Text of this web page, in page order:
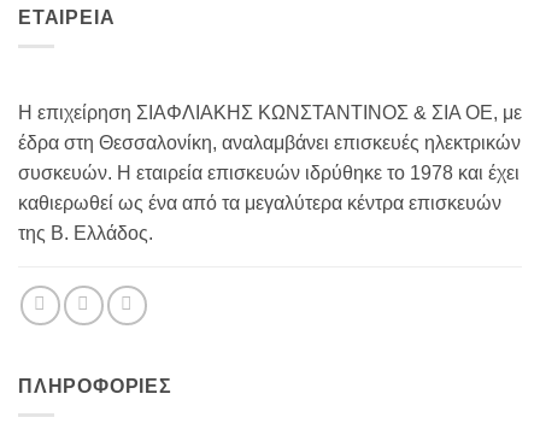
ΕΤΑΙΡΕΙΑ
Η επιχείρηση ΣΙΑΦΛΙΑΚΗΣ ΚΩΝΣΤΑΝΤΙΝΟΣ & ΣΙΑ ΟΕ, με
έδρα στη Θεσσαλονίκη, αναλαμβάνει επισκευές ηλεκτρικών
συσκευών. Η εταιρεία επισκευών ιδρύθηκε το 1978 και έχει
καθιερωθεί ως ένα από τα μεγαλύτερα κέντρα επισκευών
της Β. Ελλάδος.
ΠΛΗΡΟΦΟΡΊΕΣ